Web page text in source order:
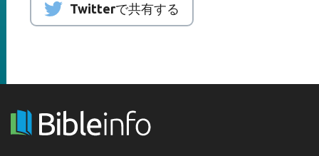
Twitterで共有する